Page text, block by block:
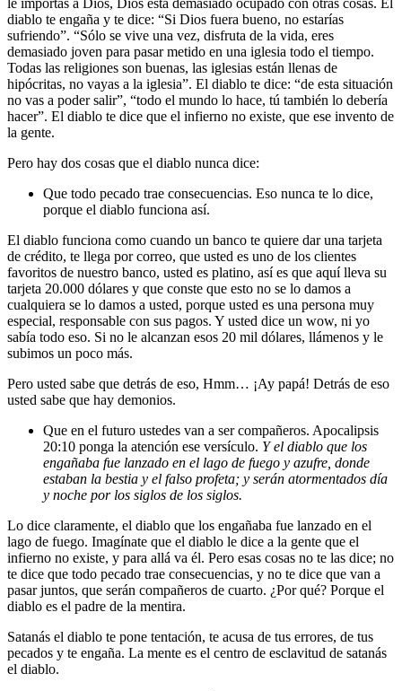
le importas a Dios, Dios está demasiado ocupado con otras cosas. El
diablo te engaña y te dice: “Si Dios fuera bueno, no estarías
sufriendo”. “Sólo se vive una vez, disfruta de la vida, eres
demasiado joven para pasar metido en una iglesia todo el tiempo.
Todas las religiones son buenas, las iglesias están llenas de
hipócritas, no vayas a la iglesia”. El diablo te dice: “de esta situación
no vas a poder salir”, “todo el mundo lo hace, tú también lo debería
hacer”. El diablo te dice que el infierno no existe, que ese invento de
la gente.
Pero hay dos cosas que el diablo nunca dice:
Que todo pecado trae consecuencias. Eso nunca te lo dice,
porque el diablo funciona así.
El diablo funciona como cuando un banco te quiere dar una tarjeta
de crédito, te llega por correo, que usted es uno de los clientes
favoritos de nuestro banco, usted es platino, así es que aquí lleva su
tarjeta 20.000 dólares y que conste que esto no se lo damos a
cualquiera se lo damos a usted, porque usted es una persona muy
especial, responsable con sus pagos. Y usted dice un wow, ni yo
sabía todo eso. Si no le alcanzan esos 20 mil dólares, llámenos y le
subimos un poco más.
Pero usted sabe que detrás de eso, Hmm… ¡Ay papá! Detrás de eso
usted sabe que hay demonios.
Que en el futuro ustedes van a ser compañeros. Apocalipsis
20:10 ponga la atención ese versículo. Y el diablo que los
engañaba fue lanzado en el lago de fuego y azufre, donde
estaban la bestia y el falso profeta; y serán atormentados día
y noche por los siglos de los siglos.
Lo dice claramente, el diablo que los engañaba fue lanzado en el
lago de fuego. Imagínate que el diablo le dice a la gente que el
infierno no existe, y para allá va él. Pero esas cosas no te las dice; no
te dice que todo pecado trae consecuencias, y no te dice que van a
pasar juntos, que serán compañeros de cuarto. ¿Por qué? Porque el
diablo es el padre de la mentira.
Satanás el diablo te pone tentación, te acusa de tus errores, de tus
pecados y te engaña. La mente es el centro de esclavitud de satanás
el diablo.